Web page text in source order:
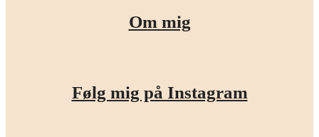
Om mig
Følg mig på Instagram